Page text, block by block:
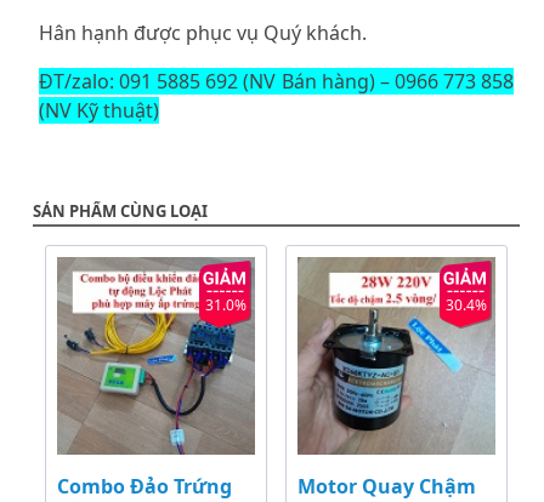
Hân hạnh được phục vụ Quý khách.
ĐT/zalo: 091 5885 692 (NV Bán hàng) – 0966 773 858
(NV Kỹ thuật)
SẢN PHẨM CÙNG LOẠI
31.0%
Combo Đảo Trứng
30.4%
Motor Quay Chậm